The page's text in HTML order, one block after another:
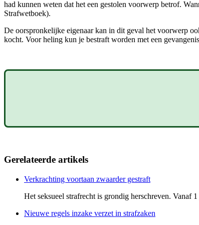
had kunnen weten dat het een gestolen voorwerp betrof.
Strafwetboek).
De oorspronkelijke eigenaar kan in dit geval het voorwerp
kocht. Voor heling kun je bestraft worden met een
Gerelateerde artikels
Verkrachting voortaan zwaarder gestraft
Het seksueel strafrecht is grondig herschreven. Vanaf
Nieuwe regels inzake verzet in strafzaken